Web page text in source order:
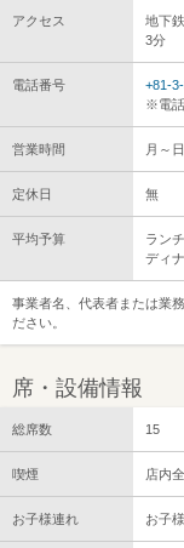
アクセス
地下
3分
電話番号
+81-
※電話
営業時間 月～
定休日 無
平均予算
ラン
ディ
事業者名、代表者または業
ださい。
席・設備情報
総席数 15
喫煙 店内
お子様連れ お子